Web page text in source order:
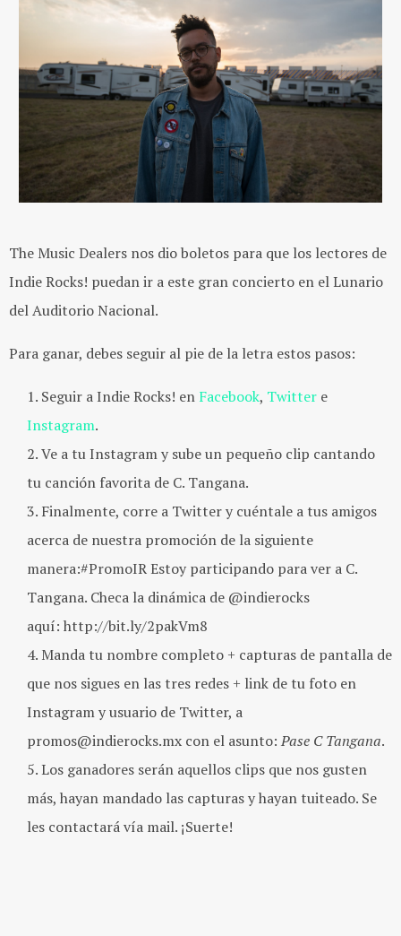
The Music Dealers nos dio boletos para que los lectores de
Indie Rocks! puedan ir a este gran concierto en el Lunario
del Auditorio Nacional.
Para ganar, debes seguir al pie de la letra estos pasos:
Seguir a Indie Rocks! en Facebook, Twitter e
Instagram.
Ve a tu Instagram y sube un pequeño clip cantando
tu canción favorita de C. Tangana.
Finalmente, corre a Twitter y cuéntale a tus amigos
acerca de nuestra promoción de la siguiente
manera:#PromoIR Estoy participando para ver a C.
Tangana. Checa la dinámica de @indierocks
aquí: http://bit.ly/2pakVm8
Manda tu nombre completo + capturas de pantalla de
que nos sigues en las tres redes + link de tu foto en
Instagram y usuario de Twitter, a
promos@indierocks.mx con el asunto: Pase C Tangana.
Los ganadores serán aquellos clips que nos gusten
más, hayan mandado las capturas y hayan tuiteado. Se
les contactará vía mail. ¡Suerte!